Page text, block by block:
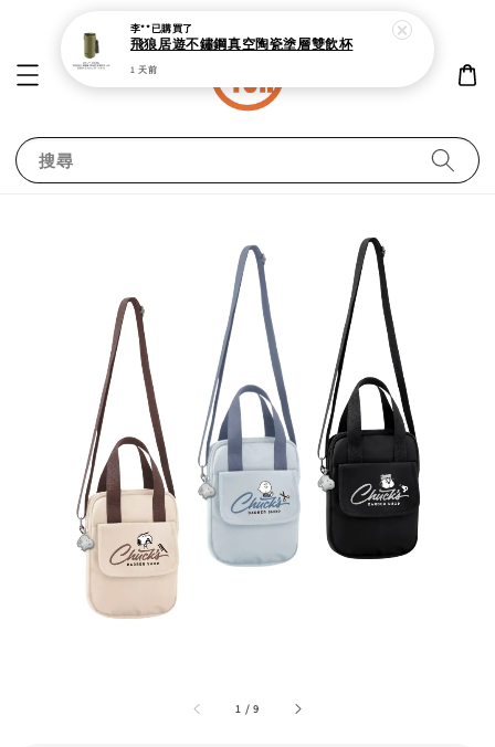
搜尋
1 /9
李**已購買了
飛狼居遊不鏽鋼真空陶瓷塗層雙飲杯
1 天前